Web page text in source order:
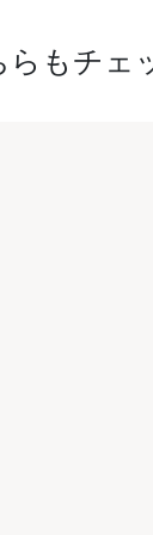
らもチェ